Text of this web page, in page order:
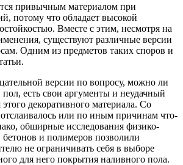
привычным материалом при
потому что обладает высокой
Вместе с этим, несмотря на
существуют различные версии
Одним из предметов таких споров и
версии по вопросу, можно ли
есть свои аргументы и неудачный
декоративного материала. Со
или по иным причинам что-
обширные исследования физико-
и полимеров позволили
не ограничивать себя в выборе
для него покрытия наливного пола.